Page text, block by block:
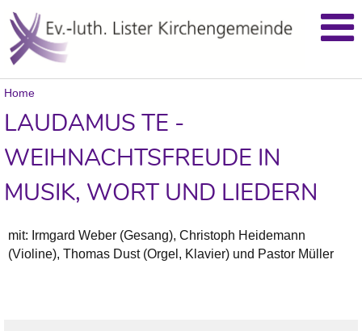
Home
LAUDAMUS TE -
WEIHNACHTSFREUDE IN
MUSIK, WORT UND LIEDERN
mit: Irmgard Weber (Gesang), Christoph Heidemann
(Violine), Thomas Dust (Orgel, Klavier) und Pastor Müller